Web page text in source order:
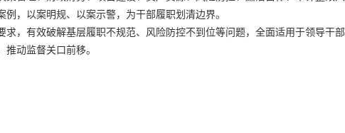
，以案明规、以案示警，为干部履职划清边界。
，有效破解基层履职不规范、风险防控不到位等问题，全面适用于领导干部
动监督关口前移。